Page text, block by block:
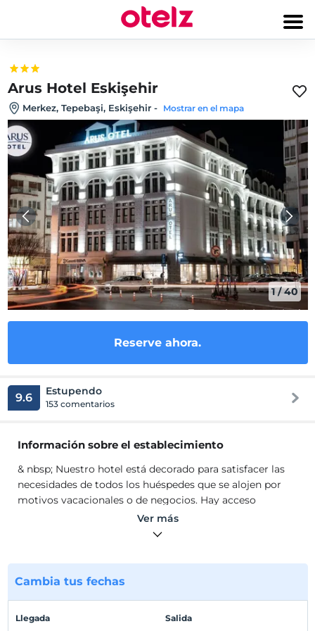
Arus Hotel Eskişehir
Merkez, Tepebaşi, Eskişehir - Mostrar en el mapa
1/40
Reserve ahora.
9.6 Estupendo
153 comentarios
Información sobre el establecimiento
& nbsp; Nuestro hotel está decorado para satisfacer las
necesidades de todos los huéspedes que se alojen por
motivos vacacionales o de negocios. Hay acceso
gratuito a Internet en todas las habitaciones y áreas
comunes de nuestro hotel con una capacidad de 66
comodidades. que puedan ser necesarios. se sirve en
forma de bufet o menú de acuerdo a sus necesidades.
& nbsp; Nuestro hotel está decorado para satisfacer las
Ver más
Cambia tus fechas
Llegada Salida